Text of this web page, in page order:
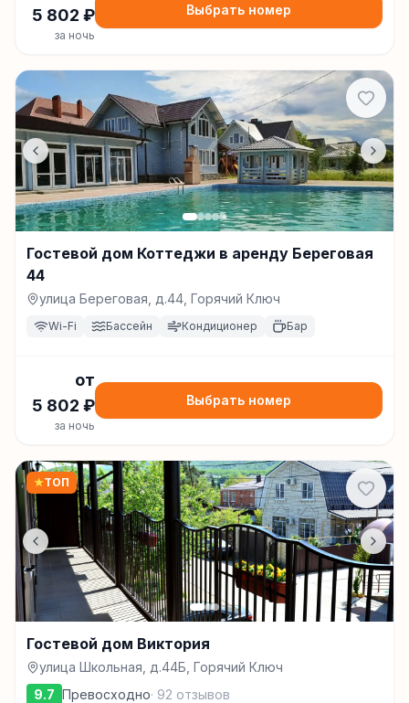
5 802 ₽
за ночь
Выбрать номер
Гостевой дом Коттеджи в аренду Береговая
44
улица Береговая, д.44, Горячий Ключ
Wi-Fi Бассейн Кондиционер Бар
от
5 802 ₽
за ночь
Выбрать номер
★ТОП
Гостевой дом Виктория
улица Школьная, д.44Б, Горячий Ключ
9.7 Превосходно· 92 отзывов